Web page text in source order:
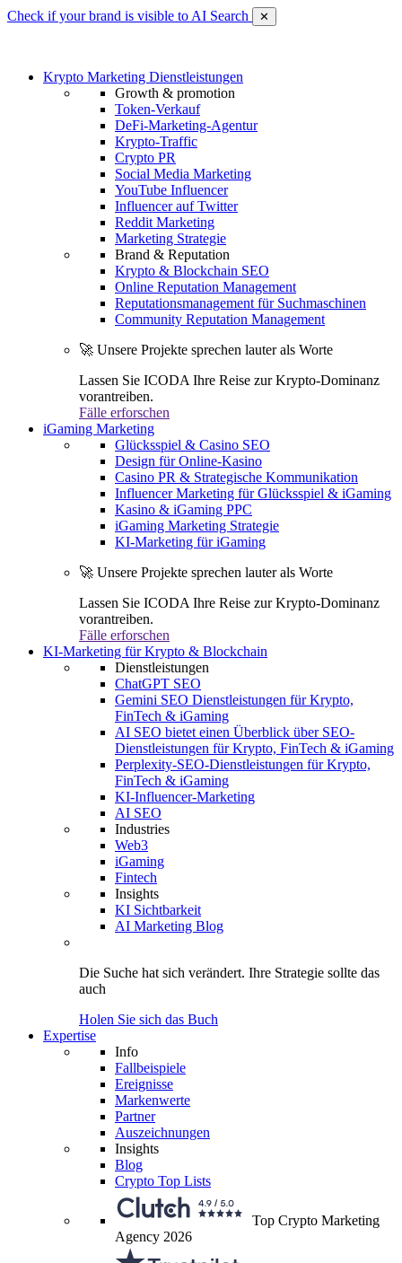
Check if your brand is visible to AI Search ✕
Krypto Marketing Dienstleistungen
Growth & promotion
Token-Verkauf
DeFi-Marketing-Agentur
Krypto-Traffic
Crypto PR
Social Media Marketing
YouTube Influencer
Influencer auf Twitter
Reddit Marketing
Marketing Strategie
Brand & Reputation
Krypto & Blockchain SEO
Online Reputation Management
Reputationsmanagement für Suchmaschinen
Community Reputation Management
🚀 Unsere Projekte sprechen lauter als Worte
Lassen Sie ICODA Ihre Reise zur Krypto-Dominanz
vorantreiben.
Fälle erforschen
iGaming Marketing
Glücksspiel & Casino SEO
Design für Online-Kasino
Casino PR & Strategische Kommunikation
Influencer Marketing für Glücksspiel & iGaming
Kasino & iGaming PPC
iGaming Marketing Strategie
KI-Marketing für iGaming
🚀 Unsere Projekte sprechen lauter als Worte
Lassen Sie ICODA Ihre Reise zur Krypto-Dominanz
vorantreiben.
Fälle erforschen
KI-Marketing für Krypto & Blockchain
Dienstleistungen
ChatGPT SEO
Gemini SEO Dienstleistungen für Krypto,
FinTech & iGaming
AI SEO bietet einen Überblick über SEO-
Dienstleistungen für Krypto, FinTech & iGaming
Perplexity-SEO-Dienstleistungen für Krypto,
FinTech & iGaming
KI-Influencer-Marketing
AI SEO
Industries
Web3
iGaming
Fintech
Insights
KI Sichtbarkeit
AI Marketing Blog
Die Suche hat sich verändert. Ihre Strategie sollte das
auch
Holen Sie sich das Buch
Expertise
Info
Fallbeispiele
Ereignisse
Markenwerte
Partner
Auszeichnungen
Insights
Blog
Crypto Top Lists
Top Crypto Marketing
Agency 2026